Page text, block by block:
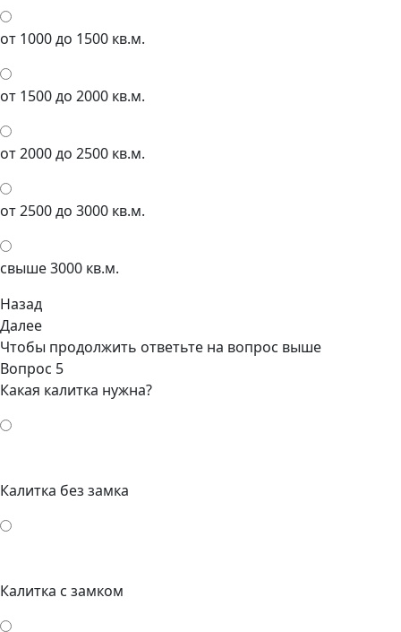
от 1000 до 1500 кв.м.
от 1500 до 2000 кв.м.
от 2000 до 2500 кв.м.
от 2500 до 3000 кв.м.
свыше 3000 кв.м.
Назад
Далее
Чтобы продолжить ответьте на вопрос выше
Вопрос 5
Какая калитка нужна?
Калитка без замка
Калитка с замком